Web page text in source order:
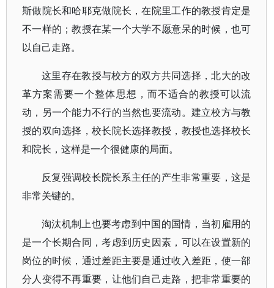
斯做院长和哈耶克做院长，在院里工作的教授肯定是
不一样的；教授在某一个大学不愿意呆的时候，也可
以自己走路。
这里存在教授与校方的双方共同选择，北大的改
革方案需要一个整体思想，而不适合的教授可以流
动，另一个能力不行的当然也要流动。建立校方与教
授的双向选择，校长院长选择教授，教授也选择校长
和院长，这样是一个很健康的局面。
反复强调校长院长系主任的产生非常重要，这是
非常关键的。
淘汰机制上也要考虑到中国的国情，当初雇用的
是一个长期合同，考虑到历史因素，可以在设置新的
岗位的时候，通过差距主要是通过收入差距，使一部
分人变得不再重要，让他们自己走路，把非常重要的